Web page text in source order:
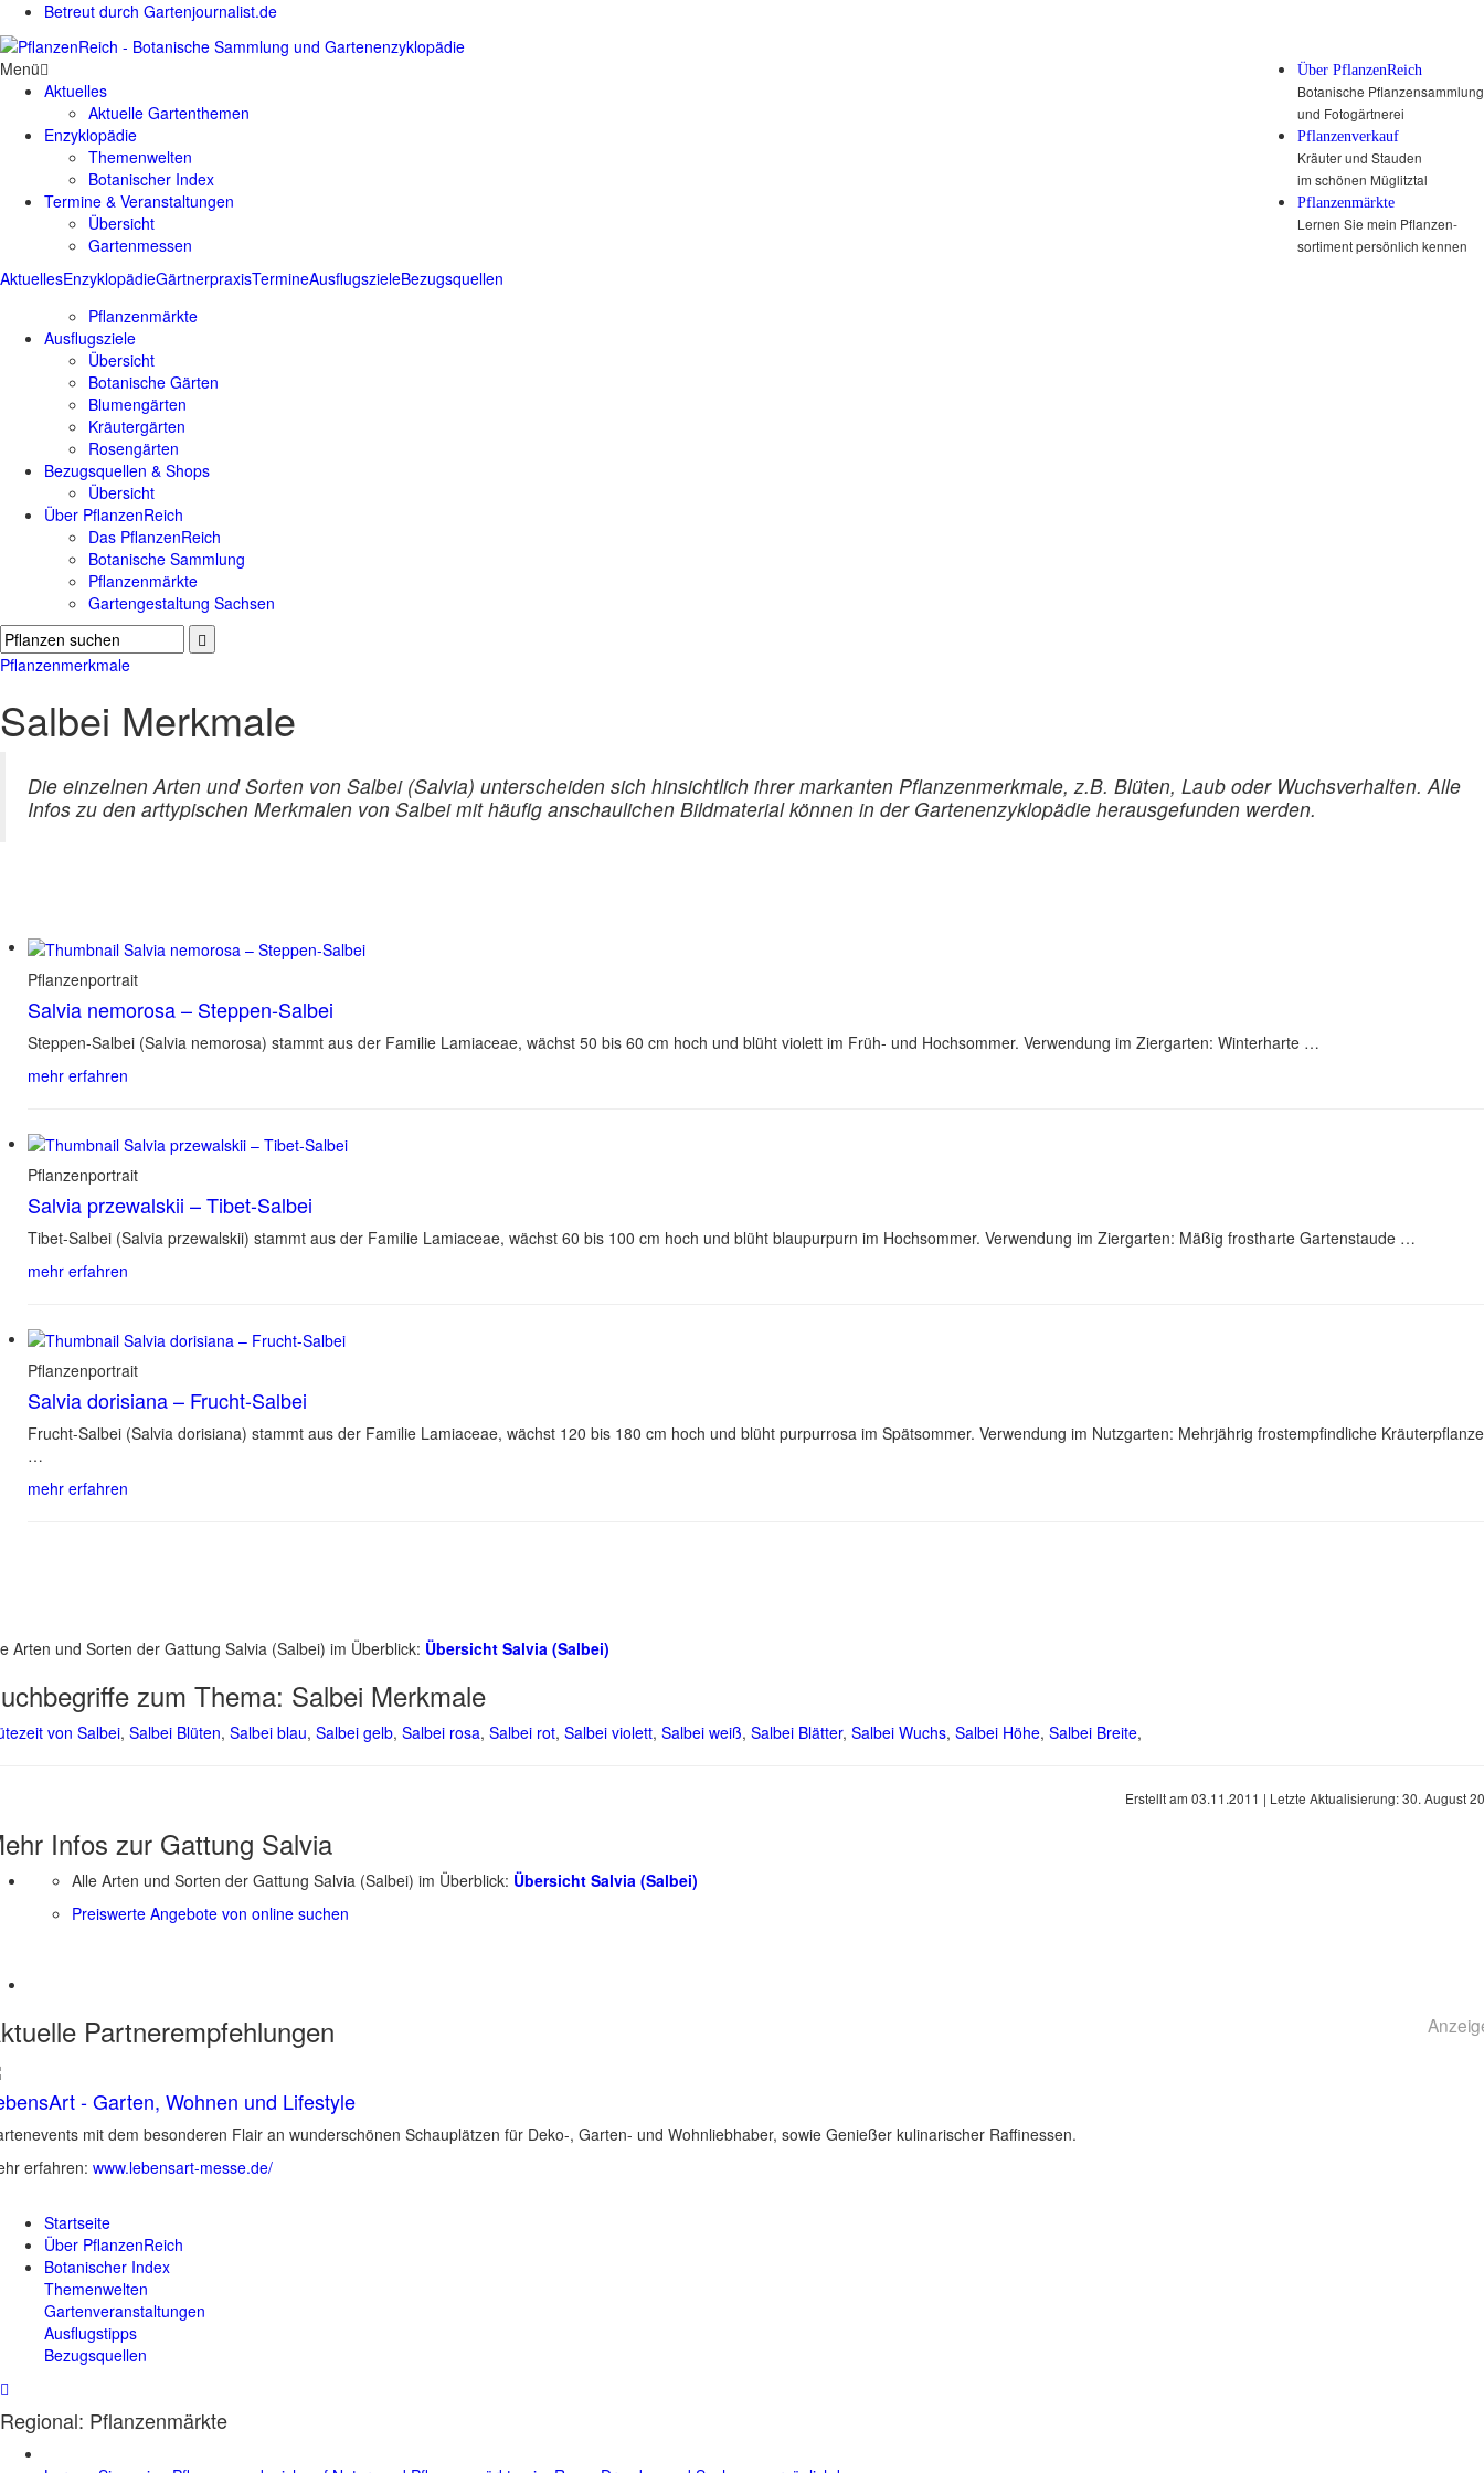
Betreut durch Gartenjournalist.de
Über PflanzenReich
Botanische Pflanzensammlung
und Fotogärtnerei
Pflanzenverkauf
Kräuter und Stauden
im schönen Müglitztal
Pflanzenmärkte
Lernen Sie mein Pflanzen-
sortiment persönlich kennen
AktuellesEnzyklopädieGärtnerpraxisTermineAusflugszieleBezugsquellen
Menü
Aktuelles
Aktuelle Gartenthemen
Enzyklopädie
Themenwelten
Botanischer Index
Termine & Veranstaltungen
Übersicht
Gartenmessen
Pflanzenmärkte
Ausflugsziele
Übersicht
Botanische Gärten
Blumengärten
Kräutergärten
Rosengärten
Bezugsquellen & Shops
Übersicht
Über PflanzenReich
Das PflanzenReich
Botanische Sammlung
Pflanzenmärkte
Gartengestaltung Sachsen
Pflanzenmerkmale
Salbei Merkmale
Die einzelnen Arten und Sorten von Salbei (Salvia) unterscheiden sich hinsichtlich ihrer markanten Pflanzenmerkmale, z.B. Blüten, Laub oder Wuchsverhalten. Alle
Infos zu den arttypischen Merkmalen von Salbei mit häufig anschaulichen Bildmaterial können in der Gartenenzyklopädie herausgefunden werden.
Pflanzenportrait
Salvia nemorosa – Steppen-Salbei
Steppen-Salbei (Salvia nemorosa) stammt aus der Familie Lamiaceae, wächst 50 bis 60 cm hoch und blüht violett im Früh- und Hochsommer. Verwendung im Ziergarten: Winterharte …
mehr erfahren
Pflanzenportrait
Salvia przewalskii – Tibet-Salbei
Tibet-Salbei (Salvia przewalskii) stammt aus der Familie Lamiaceae, wächst 60 bis 100 cm hoch und blüht blaupurpurn im Hochsommer. Verwendung im Ziergarten: Mäßig frostharte Gartenstaude …
mehr erfahren
Pflanzenportrait
Salvia dorisiana – Frucht-Salbei
Frucht-Salbei (Salvia dorisiana) stammt aus der Familie Lamiaceae, wächst 120 bis 180 cm hoch und blüht purpurrosa im Spätsommer. Verwendung im Nutzgarten: Mehrjährig frostempfindliche Kräuterpflanze
…
mehr erfahren
Arten und Sorten der Gattung Salvia (Salbei) im Überblick: Übersicht Salvia (Salbei)
zum Thema: Salbei Merkmale
von Salbei, Salbei Blüten, Salbei blau, Salbei gelb, Salbei rosa, Salbei rot, Salbei violett, Salbei weiß, Salbei Blätter, Salbei Wuchs, Salbei Höhe, Salbei Breite,
Erstellt am 03.11.2011 | Letzte Aktualisierung:30. August
Infos zur Gattung Salvia
Alle Arten und Sorten der Gattung Salvia (Salbei) im Überblick: Übersicht Salvia (Salbei)
Preiswerte Angebote von online suchen
Partnerempfehlungen
- Garten, Wohnen und Lifestyle
mit dem besonderen Flair an wunderschönen Schauplätzen für Deko-, Garten- und Wohnliebhaber, sowie Genießer kulinarischer Raffinessen.
erfahren: www.lebensart-messe.de/
Startseite
Über PflanzenReich
Botanischer Index
Themenwelten
Gartenveranstaltungen
Ausflugstipps
Bezugsquellen
Regional: Pflanzenmärkte